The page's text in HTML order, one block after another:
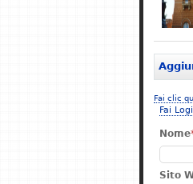
Fai clic
Fai
Nome
Sito